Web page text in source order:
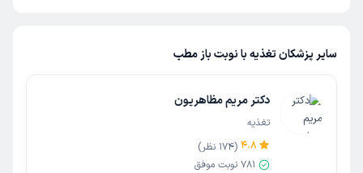
سایر پزشکان تغذیه با نوبت باز مطب
دکتر مریم مظاهریون
تغذیه
4.8
(
174 نظر)
781 نوبت موفق